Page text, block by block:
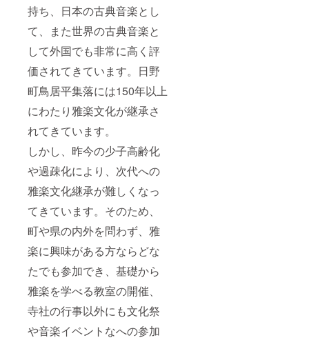
持ち、日本の古典音楽とし
て、また世界の古典音楽と
して外国でも非常に高く評
価されてきています。日野
町鳥居平集落には150年以上
にわたり雅楽文化が継承さ
れてきています。
しかし、昨今の少子高齢化
や過疎化により、次代への
雅楽文化継承が難しくなっ
てきています。そのため、
町や県の内外を問わず、雅
楽に興味がある方ならどな
たでも参加でき、基礎から
雅楽を学べる教室の開催、
寺社の行事以外にも文化祭
や音楽イベントなへの参加